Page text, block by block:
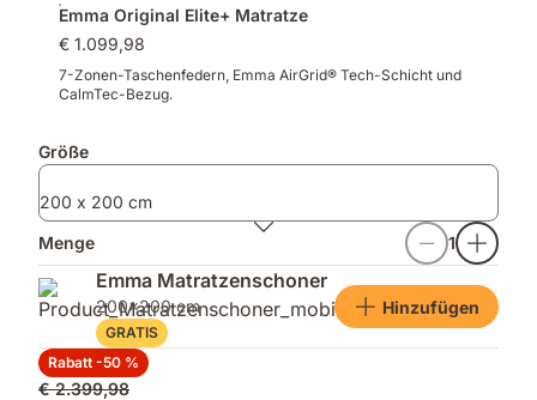
Emma Original Elite+ Matratze
€ 1.099,98
7-Zonen-Taschenfedern, Emma AirGrid® Tech-Schicht und
CalmTec-Bezug.
Größe
200 x 200 cm
Menge
1
Emma Matratzenschoner
200x200 cm
GRATIS
Hinzufügen
Rabatt -50 %
Ursprünglicher
€ 2.399,98